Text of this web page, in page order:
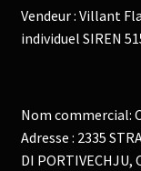
Vendeur : Villant
individuel SIREN
Nom commercial:
Adresse : 2335
DI PORTIVECHJU,